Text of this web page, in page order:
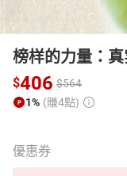
榜样的力量：真
$406 $564
1% (賺4點)
優惠券